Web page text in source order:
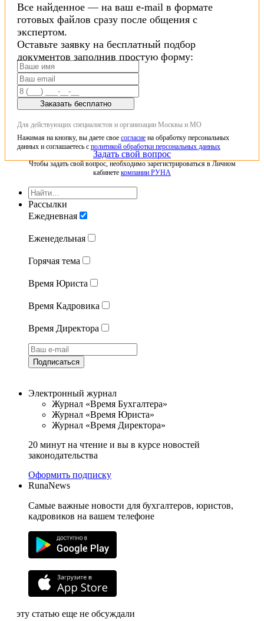
Все найденное — на ваш e-mail в формате
готовых файлов сразу после общения с
экспертом.
Оставьте заявку на бесплатный подбор
документов заполнив простую форму:
Заказать бесплатно
Для действующих специалистов и организации Москвы и МО
Нажимая на кнопку, вы даете свое согласие на обработку персональных
данных и соглашаетесь с политикой обработки персональных данных
Задать свой вопрос
Чтобы задать свой вопрос, необходимо зарегистрироваться в Личном
кабинете компании РУНА
Рассылки
Ежедневная
Еженедельная
Горячая тема
Время Юриста
Время Кадровика
Время Директора
Подписаться
Электронный журнал
Журнал «Время Бухгалтера»
Журнал «Время Юриста»
Журнал «Время Директора»
20 минут на чтение и вы в курсе новостей
законодательства
Оформить подписку
RunaNews
Самые важные новости для бухгалтеров, юристов,
кадровиков на вашем телефоне
эту статью еще не обсуждали